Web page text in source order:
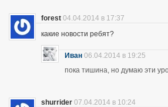
forest 04.04.2014 в 17:37
какие новости ребят?
Иван 06.04.2014 в 19:25
пока тишина, но думаю эти
shurrider 07.04.2014 в 10:24